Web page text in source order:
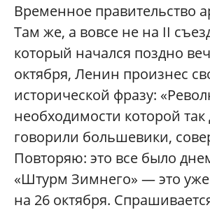
Временное правительство
Там же, а вовсе не на II
который начался поздно
октября, Ленин произнес
исторической фразу:
необходимости которой так
говорили большевики,
Повторяю: это все было
«Штурм Зимнего» — это уже
на 26 октября.